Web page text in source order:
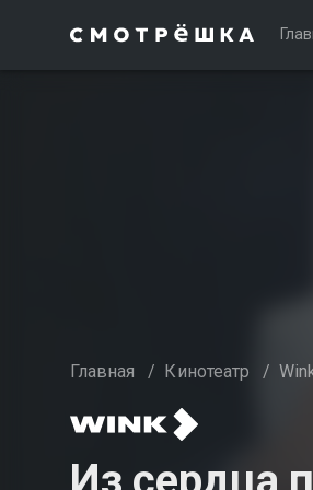
Главная / Кинотеатр /